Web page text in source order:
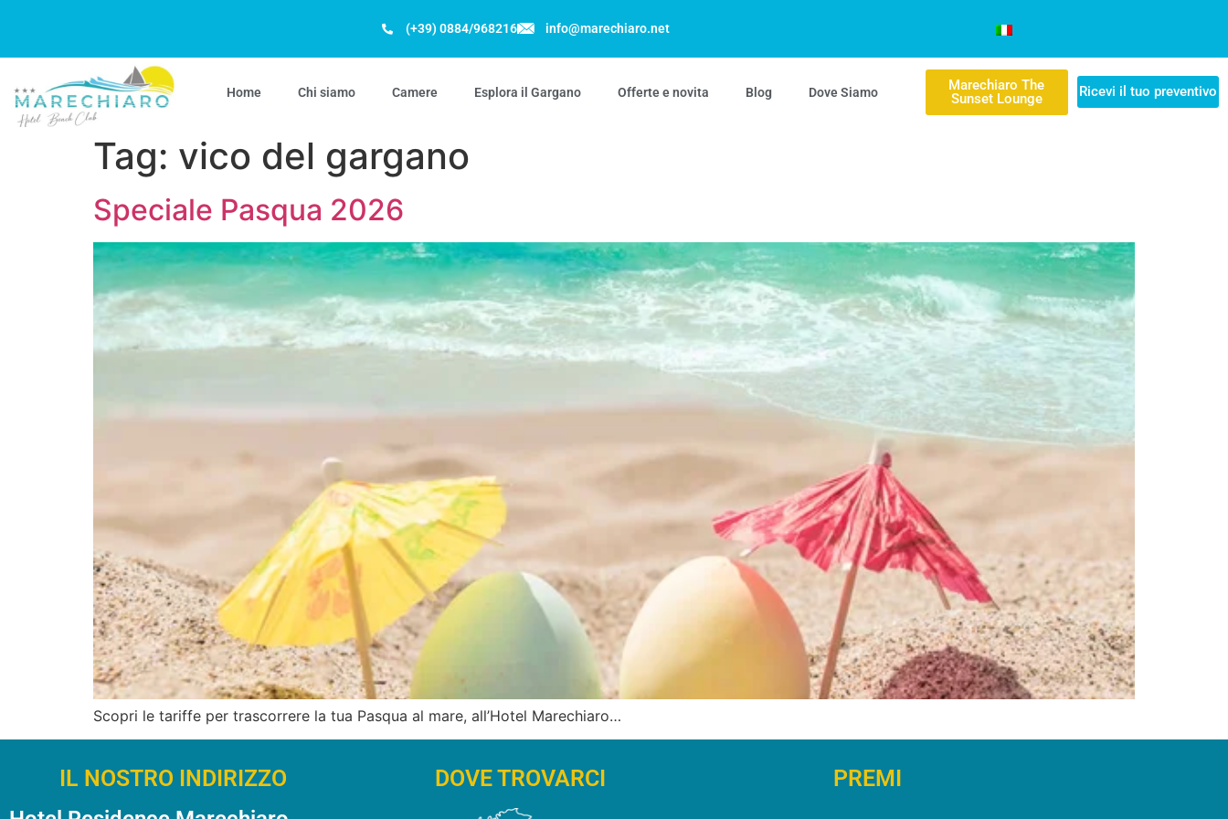
(+39) 0884/968216 info@marechiaro.net
Home Chi siamo Camere Esplora il Gargano Offerte e novita Blog Dove Siamo
Marechiaro The
Sunset Lounge
Ricevi il tuo preventivo
Tag: vico del gargano
Speciale Pasqua 2026
Scopri le tariffe per trascorrere la tua Pasqua al mare, all’Hotel Marechiaro…
IL NOSTRO INDIRIZZO DOVE TROVARCI PREMI